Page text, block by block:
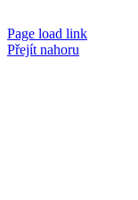
Page load link
Přejít nahoru